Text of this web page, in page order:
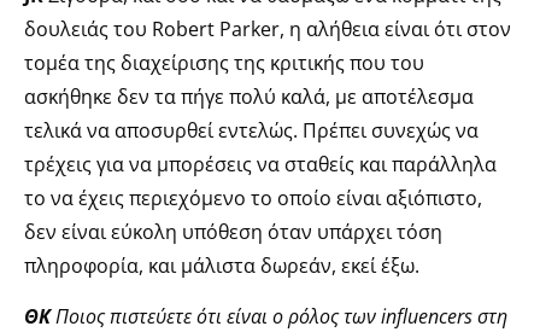
δουλειάς του Robert Parker, η αλήθεια είναι ότι στον
τομέα της διαχείρισης της κριτικής που του
ασκήθηκε δεν τα πήγε πολύ καλά, με αποτέλεσμα
τελικά να αποσυρθεί εντελώς. Πρέπει συνεχώς να
τρέχεις για να μπορέσεις να σταθείς και παράλληλα
το να έχεις περιεχόμενο το οποίο είναι αξιόπιστο,
δεν είναι εύκολη υπόθεση όταν υπάρχει τόση
πληροφορία, και μάλιστα δωρεάν, εκεί έξω.
ΘΚΠοιος πιστεύετε ότι είναι ο ρόλος των influencers στη